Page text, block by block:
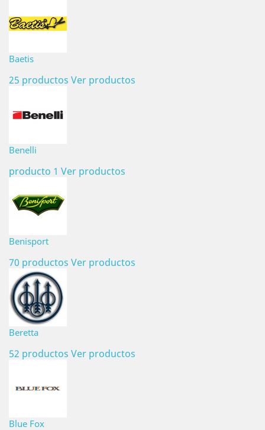
Baetis
25 productos Ver productos
Benelli
producto 1 Ver productos
Benisport
70 productos Ver productos
Beretta
52 productos Ver productos
Blue Fox